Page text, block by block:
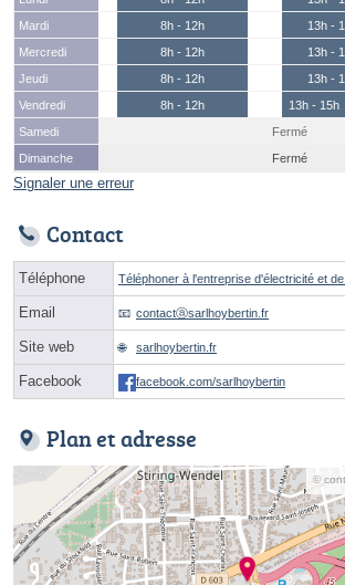
Mardi
8h - 12h
13h -
Mercredi
8h - 12h
13h -
Jeudi
8h - 12h
13h -
Vendredi
8h - 12h
13h - 15h
Samedi
Fermé
Dimanche
Fermé
Signaler une erreur
Contact
Téléphone Téléphoner à l'entreprise d'électricité et
Email contactⓐsarlhoybertin.fr
Site web sarlhoybertin.fr
Facebook facebook.com/sarlhoybertin
Plan et adresse
©